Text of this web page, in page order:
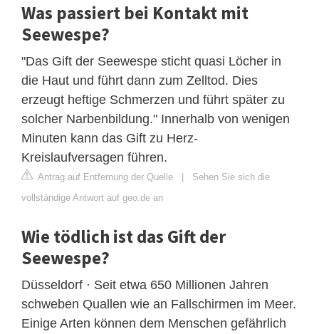
Was passiert bei Kontakt mit
Seewespe?
"Das Gift der Seewespe sticht quasi Löcher in
die Haut und führt dann zum Zelltod. Dies
erzeugt heftige Schmerzen und führt später zu
solcher Narbenbildung." Innerhalb von wenigen
Minuten kann das Gift zu Herz-
Kreislaufversagen führen.
Antrag auf Entfernung der Quelle | Sehen Sie sich die
vollständige Antwort auf geo.de an
Wie tödlich ist das Gift der
Seewespe?
Düsseldorf · Seit etwa 650 Millionen Jahren
schweben Quallen wie an Fallschirmen im Meer.
Einige Arten können dem Menschen gefährlich